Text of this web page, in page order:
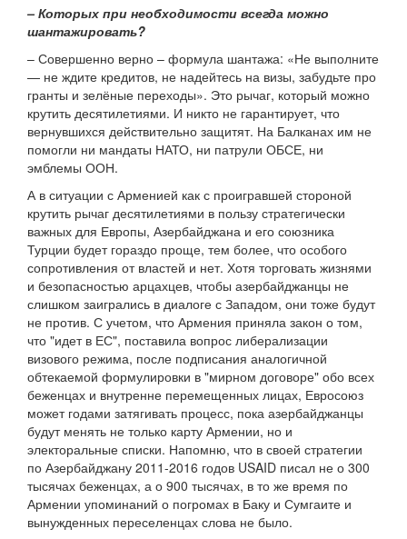
– Которых при необходимости всегда можно
шантажировать?
– Совершенно верно – формула шантажа: «Не выполните
— не ждите кредитов, не надейтесь на визы, забудьте про
гранты и зелёные переходы». Это рычаг, который можно
крутить десятилетиями. И никто не гарантирует, что
вернувшихся действительно защитят. На Балканах им не
помогли ни мандаты НАТО, ни патрули ОБСЕ, ни
эмблемы ООН.
А в ситуации с Арменией как с проигравшей стороной
крутить рычаг десятилетиями в пользу стратегически
важных для Европы, Азербайджана и его союзника
Турции будет гораздо проще, тем более, что особого
сопротивления от властей и нет. Хотя торговать жизнями
и безопасностью арцахцев, чтобы азербайджанцы не
слишком заигрались в диалоге с Западом, они тоже будут
не против. С учетом, что Армения приняла закон о том,
что "идет в ЕС", поставила вопрос либерализации
визового режима, после подписания аналогичной
обтекаемой формулировки в "мирном договоре" обо всех
беженцах и внутренне перемещенных лицах, Евросоюз
может годами затягивать процесс, пока азербайджанцы
будут менять не только карту Армении, но и
электоральные списки. Напомню, что в своей стратегии
по Азербайджану 2011-2016 годов USAID писал не о 300
тысячах беженцах, а о 900 тысячах, в то же время по
Армении упоминаний о погромах в Баку и Сумгаите и
вынужденных переселенцах слова не было.